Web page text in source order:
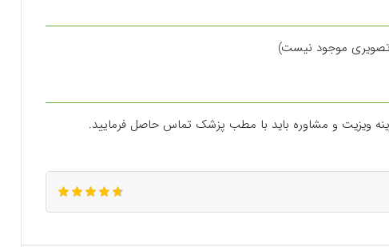
موجود نیست)
ویزیت و مشاوره باید با مطب پزشک تماس حاصل فرمایید.